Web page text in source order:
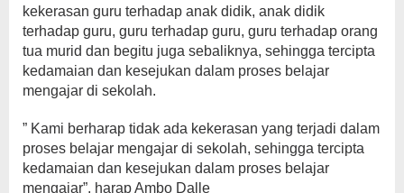
kekerasan guru terhadap anak didik, anak didik
terhadap guru, guru terhadap guru, guru terhadap orang
tua murid dan begitu juga sebaliknya, sehingga tercipta
kedamaian dan kesejukan dalam proses belajar
mengajar di sekolah.
” Kami berharap tidak ada kekerasan yang terjadi dalam
proses belajar mengajar di sekolah, sehingga tercipta
kedamaian dan kesejukan dalam proses belajar
mengajar”, harap Ambo Dalle